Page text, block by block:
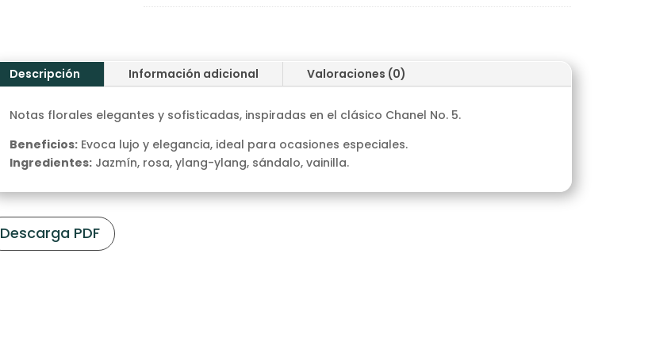
Descripción Información adicional Valoraciones (0)
Notas florales elegantes y sofisticadas, inspiradas en el clásico Chanel No. 5.
Beneficios:Evoca lujo y elegancia, ideal para ocasiones especiales.
Ingredientes:Jazmín, rosa, ylang-ylang, sándalo, vainilla.
Descarga PDF